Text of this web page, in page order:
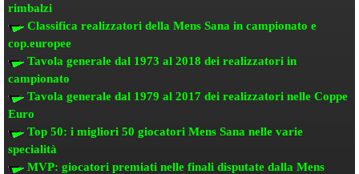
rimbalzi
Classifica realizzatori della Mens Sana in campionato e
cop.europee
Tavola generale dal 1973 al 2018 dei realizzatori in
campionato
Tavola generale dal 1979 al 2017 dei realizzatori nelle Coppe
Euro
Top 50: i migliori 50 giocatori Mens Sana nelle varie
specialità
MVP: giocatori premiati nelle finali disputate dalla Mens